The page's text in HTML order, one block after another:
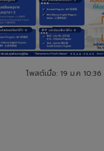
โพสต์เมื่อ: 19 ม.ค 10:36